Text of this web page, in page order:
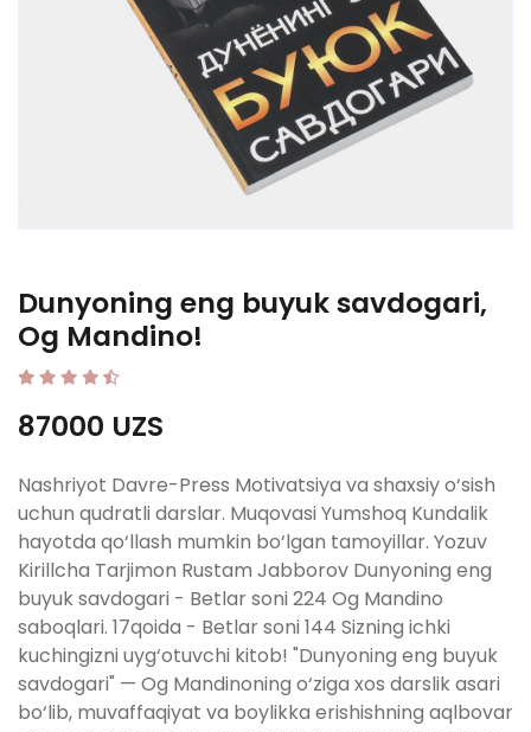
Dunyoning eng buyuk savdogari,
Og Mandino!
87000 UZS
Nashriyot Davre-Press Motivatsiya va shaxsiy o‘sish
uchun qudratli darslar. Muqovasi Yumshoq Kundalik
hayotda qo‘llash mumkin bo‘lgan tamoyillar. Yozuv
Kirillcha Tarjimon Rustam Jabborov Dunyoning eng
buyuk savdogari - Betlar soni 224 Og Mandino
saboqlari. 17qoida - Betlar soni 144 Sizning ichki
kuchingizni uyg‘otuvchi kitob! "Dunyoning eng buyuk
savdogari" — Og Mandinoning o‘ziga xos darslik asari
bo‘lib, muvaffaqiyat va boylikka erishishning aqlbovar